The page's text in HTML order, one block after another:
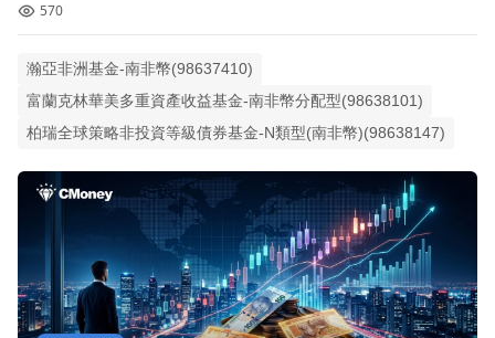
570
瀚亞非洲基金-南非幣(98637410)
富蘭克林華美多重資產收益基金-南非幣分配型(98638101)
柏瑞全球策略非投資等級債券基金-N類型(南非幣)(98638147)